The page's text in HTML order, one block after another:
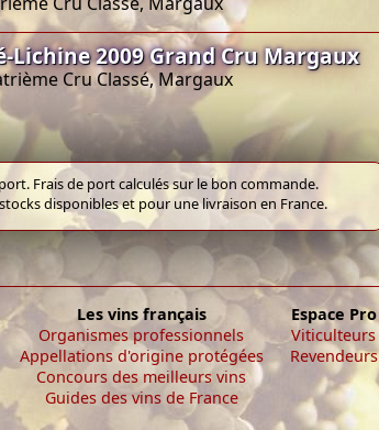
2009 Grand Cru Margaux
Cru Classé, Margaux
Frais de port calculés sur le bon commande.
disponibles et pour une livraison en France.
Les vins français
Organismes professionnels
Appellations d'origine protégées
Concours des meilleurs vins
Guides des vins de France
Espace Pro
Viticulteurs
Revendeurs